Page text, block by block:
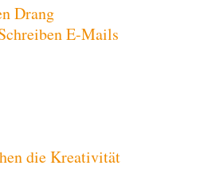
Drang
E-Mails
die Kreativität